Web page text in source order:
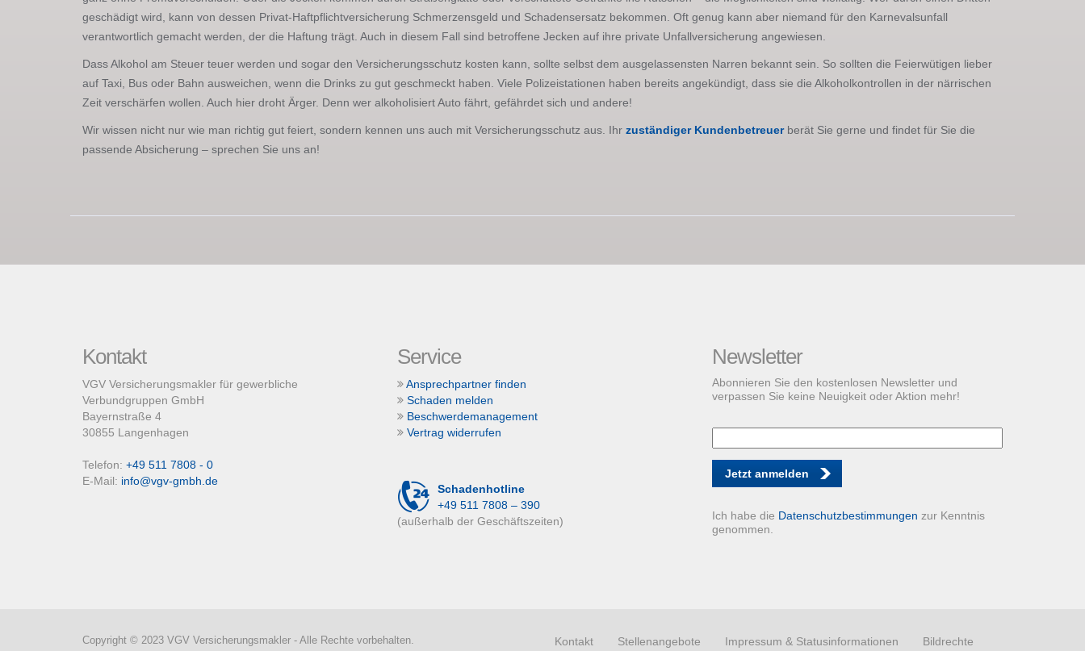
geschädigt wird, kann von dessen Privat-Haftpflichtversicherung Schmerzensgeld und Schadensersatz bekommen. Oft genug kann aber niemand für den Karnevalsunfall
verantwortlich gemacht werden, der die Haftung trägt. Auch in diesem Fall sind betroffene Jecken auf ihre private Unfallversicherung angewiesen.
Dass Alkohol am Steuer teuer werden und sogar den Versicherungsschutz kosten kann, sollte selbst dem ausgelassensten Narren bekannt sein. So sollten die Feierwütigen lieber
auf Taxi, Bus oder Bahn ausweichen, wenn die Drinks zu gut geschmeckt haben. Viele Polizeistationen haben bereits angekündigt, dass sie die Alkoholkontrollen in der närrischen
Zeit verschärfen wollen. Auch hier droht Ärger. Denn wer alkoholisiert Auto fährt, gefährdet sich und andere!
Wir wissen nicht nur wie man richtig gut feiert, sondern kennen uns auch mit Versicherungsschutz aus. Ihr zuständiger Kundenbetreuerberät Sie gerne und findet für Sie die
passende Absicherung – sprechen Sie uns an!
Kontakt
VGV Versicherungsmakler für gewerbliche
Verbundgruppen GmbH
Bayernstraße 4
30855 Langenhagen
Telefon: +49 511 7808 - 0
E-Mail: info@vgv-gmbh.de
Service
Ansprechpartner finden
Schaden melden
Beschwerdemanagement
Vertrag widerrufen
Schadenhotline
+49 511 7808 – 390
(außerhalb der Geschäftszeiten)
Newsletter
Abonnieren Sie den kostenlosen Newsletter und
verpassen Sie keine Neuigkeit oder Aktion mehr!
Jetzt anmelden
Ich habe die Datenschutzbestimmungen zur Kenntnis
genommen.
Copyright © 2023 VGV Versicherungsmakler - Alle Rechte vorbehalten. Kontakt Stellenangebote Impressum & Statusinformationen Bildrechte